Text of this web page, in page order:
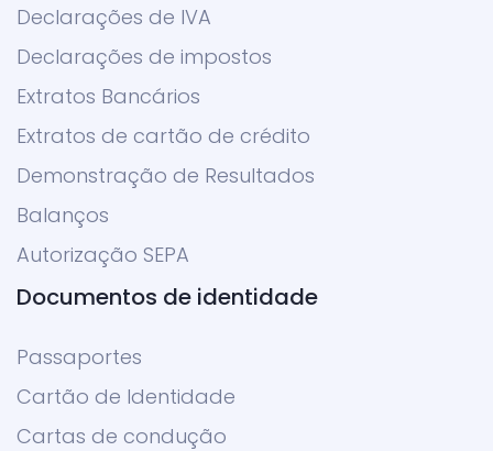
Declarações de IVA
Declarações de impostos
Extratos Bancários
Extratos de cartão de crédito
Demonstração de Resultados
Balanços
Autorização SEPA
Documentos de identidade
Passaportes
Cartão de Identidade
Cartas de condução